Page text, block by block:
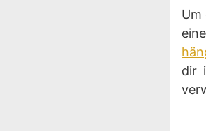
Um
dir